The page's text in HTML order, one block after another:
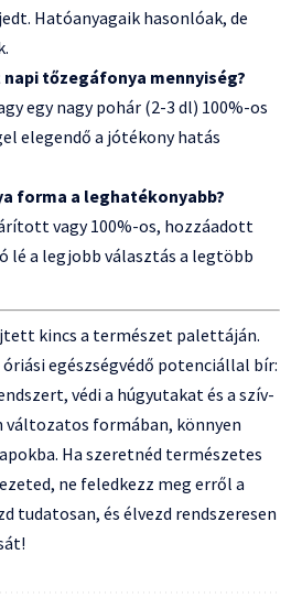
Hatóanyagaik hasonlóak, de
tőzegáfonya mennyiség?
egy nagy pohár (2-3 dl) 100%-os
elegendő a jótékony hatás
forma a leghatékonyabb?
vagy 100%-os, hozzáadott
lé a legjobb választás a legtöbb
kincs a természet palettáján.
egészségvédő potenciállal bír:
védi a húgyutakat és a szív-
formában, könnyen
Ha szeretnéd természetes
ne feledkezz meg erről a
tudatosan, és élvezd rendszeresen